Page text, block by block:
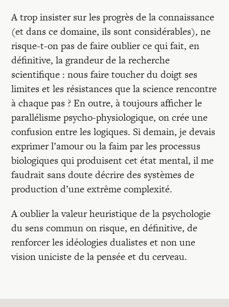
Mon compte
A trop insister sur les progrès de la connaissance
(et dans ce domaine, ils sont considérables), ne
risque-t-on pas de faire oublier ce qui fait, en
définitive, la grandeur de la recherche
scientifique : nous faire toucher du doigt ses
limites et les résistances que la science rencontre
à chaque pas ? En outre, à toujours afficher le
parallélisme psycho-physiologique, on crée une
confusion entre les logiques. Si demain, je devais
exprimer l’amour ou la faim par les processus
biologiques qui produisent cet état mental, il me
faudrait sans doute décrire des systèmes de
production d’une extrême complexité.
A oublier la valeur heuristique de la psychologie
du sens commun on risque, en définitive, de
renforcer les idéologies dualistes et non une
vision uniciste de la pensée et du cerveau.